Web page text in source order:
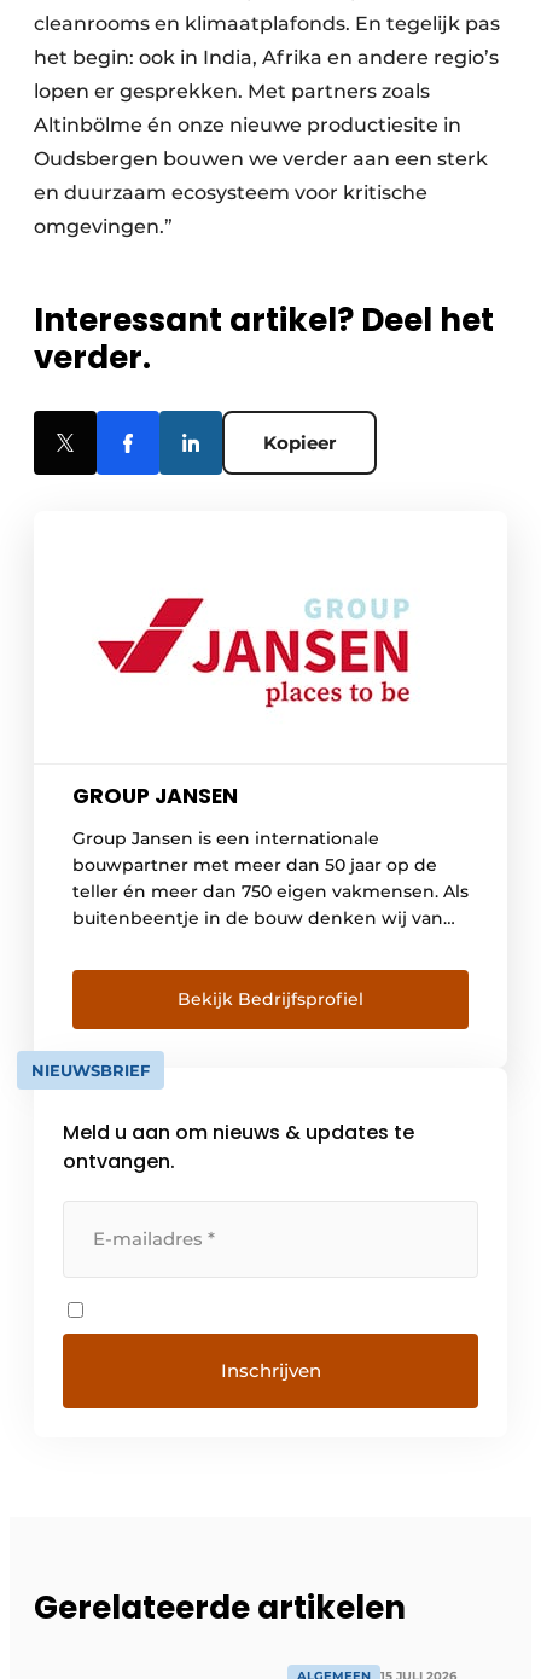
cleanrooms en klimaatplafonds. En tegelijk pas
het begin: ook in India, Afrika en andere regio’s
lopen er gesprekken. Met partners zoals
Altinbölme én onze nieuwe productiesite in
Oudsbergen bouwen we verder aan een sterk
en duurzaam ecosysteem voor kritische
omgevingen.”
Interessant artikel? Deel het
verder.
Kopieer
GROUP JANSEN
Group Jansen is een internationale
bouwpartner met meer dan 50 jaar op de
teller én meer dan 750 eigen vakmensen. Als
buitenbeentje in de bouw denken wij van
mensen die in een gebouw werken, leven,
genezen of genieten centraal. Want alleen
zo bouw je toekomstbestendige places to
be. […]
Bekijk Bedrijfsprofiel
NIEUWSBRIEF
Meld u aan om nieuws & updates te
ontvangen.
Gerelateerde artikelen
ALGEMEEN 15 JULI 2026